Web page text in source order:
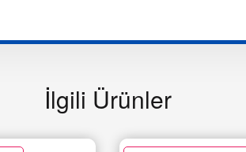
İlgili Ürünler